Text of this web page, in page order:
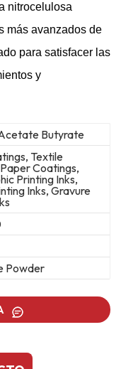
nitrocelulosa
más avanzados de
para satisfacer las
y
Butyrate
Textile
Coatings,
Printing Inks,
Inks, Gravure
Powder